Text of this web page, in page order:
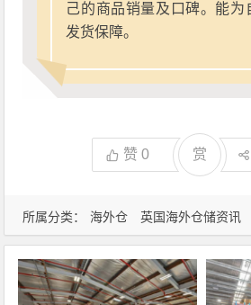
所属分类： 海外仓 英国海外仓储资讯
己的商品销量及口碑。能为
发货保障。
赞0 赏